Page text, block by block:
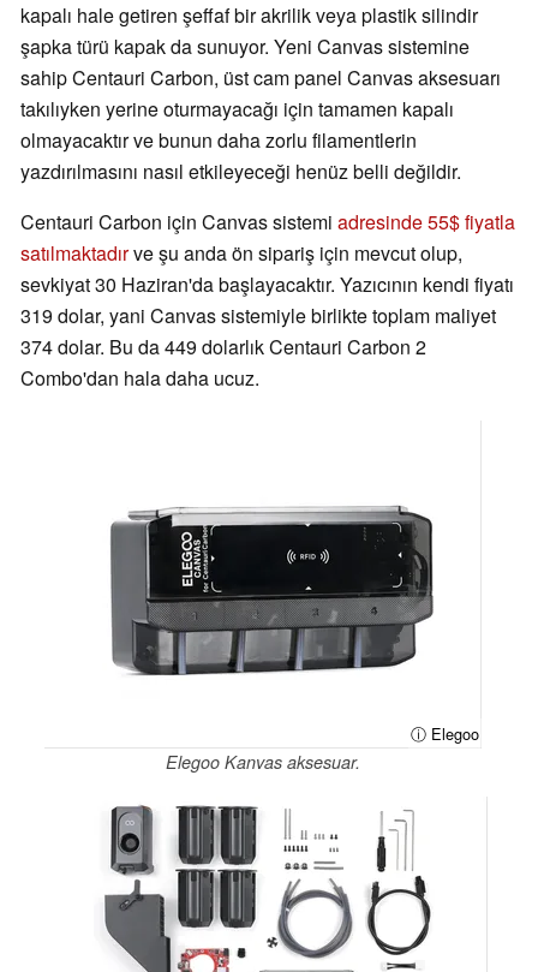
kapalı hale getiren şeffaf bir akrilik veya plastik silindir
şapka türü kapak da sunuyor. Yeni Canvas sistemine
sahip Centauri Carbon, üst cam panel Canvas aksesuarı
takılıyken yerine oturmayacağı için tamamen kapalı
olmayacaktır ve bunun daha zorlu filamentlerin
yazdırılmasını nasıl etkileyeceği henüz belli değildir.
Centauri Carbon için Canvas sistemi adresinde 55$ fiyatla
satılmaktadırve şu anda ön sipariş için mevcut olup,
sevkiyat 30 Haziran'da başlayacaktır. Yazıcının kendi fiyatı
319 dolar, yani Canvas sistemiyle birlikte toplam maliyet
374 dolar. Bu da 449 dolarlık Centauri Carbon 2
Combo'dan hala daha ucuz.
ⓘ Elegoo
Elegoo Kanvas aksesuar.